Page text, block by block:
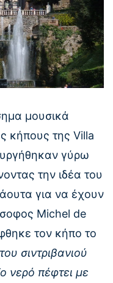
μουσικά
κήπους της Villa
γύρω
την ιδέα του
για να έχουν
Michel de
τον κήπο το
σιντριβανιού
νερό πέφτει με